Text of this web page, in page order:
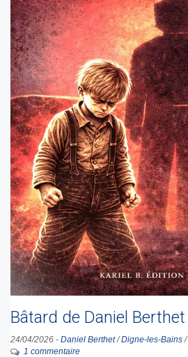
Bâtard de Daniel Berthet
24/04/2026 - Daniel Berthet/Digne-les-Bains/
1 commentaire